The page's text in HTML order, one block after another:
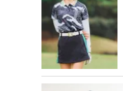
がとう』といって
す！」。大一番を
のそれに戻る。翌
合格の清本美波と
て神谷の3人がテ